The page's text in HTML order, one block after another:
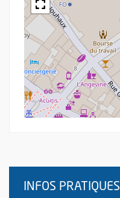
INFOS PRATIQUES